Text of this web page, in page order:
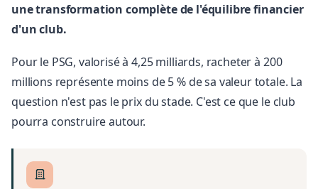
une transformation complète de l'équilibre financier
d'un club.
Pour le PSG, valorisé à 4,25 milliards, racheter à 200
millions représente moins de 5 % de sa valeur totale. La
question n'est pas le prix du stade. C'est ce que le club
pourra construire autour.